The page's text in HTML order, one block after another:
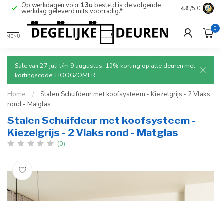
Op werkdagen voor 13u besteld is de volgende
werkdag geleverd mits voorradig.*
Ruim aanbod
deuren.
4.6 /5.0
MENU
0
Sale van 27 juli t/m 9 augustus: 10% korting op alle deuren met
kortingscode: HOOGZOMER
Home /
Stalen Schuifdeur met koofsysteem - Kiezelgrijs - 2 Vlaks
rond - Matglas
Stalen Schuifdeur met koofsysteem -
Kiezelgrijs - 2 Vlaks rond - Matglas
(0)